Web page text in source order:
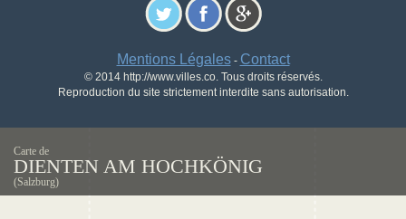
Mentions Légales- Contact
© 2014 http://www.villes.co. Tous droits réservés.
Reproduction du site strictement interdite sans autorisation.
Carte de
DIENTEN AM HOCHKÖNIG
(Salzburg)